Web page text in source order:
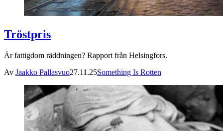
Tröstpris
Är fattigdom räddningen? Rapport från Helsingfors.
Av Jaakko Pallasvuo27.11.25Something Is Rotten